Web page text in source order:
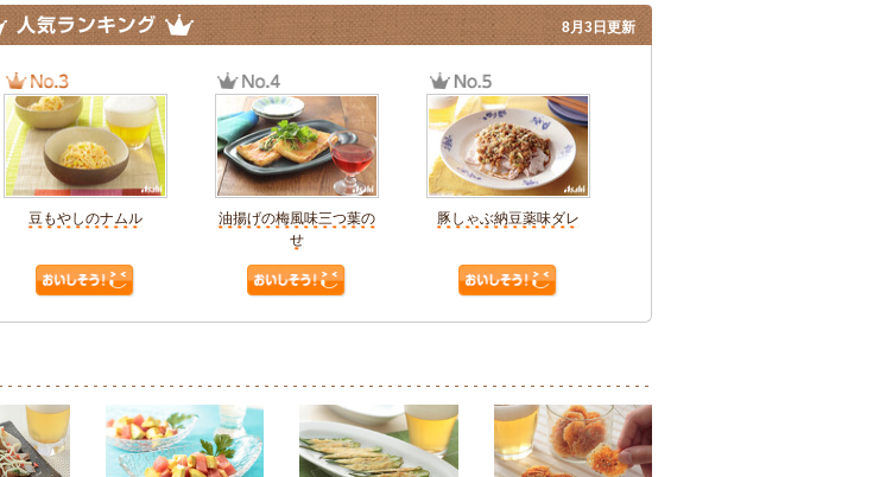
豆もやしのナムル
油揚げの梅風味三つ葉の
せ
豚しゃぶ納豆薬味ダレ
8月3日更新